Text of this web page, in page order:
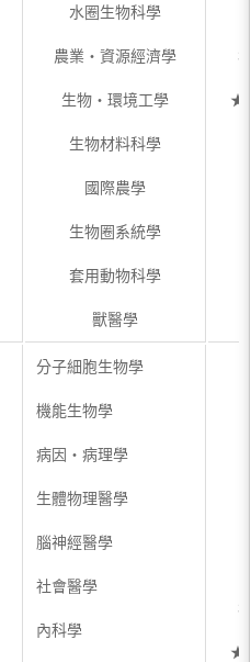
水圈生物科學
農業・資源經濟學
生物・環境工學
生物材料科學
國際農學
生物圈系統學
套用動物科學
獸醫學
分子細胞生物學
機能生物學
病因・病理學
生體物理醫學
腦神經醫學
社會醫學
內科學